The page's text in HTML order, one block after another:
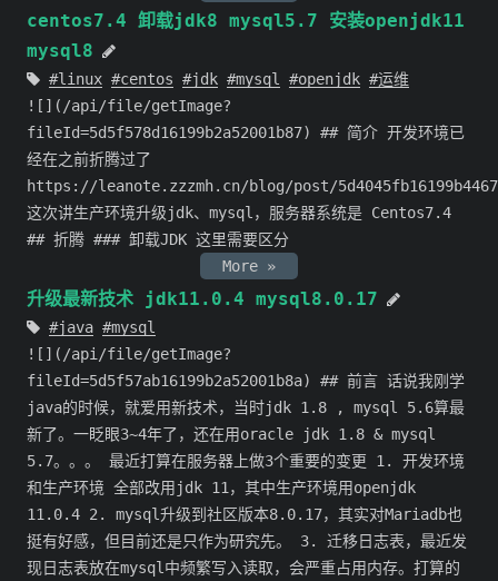
centos7.4 卸载jdk8 mysql5.7 安装openjdk11
mysql8
linux centos jdk mysql openjdk
运维
![](/api/file/getImage?
fileId=5d5f578d16199b2a52001b87) ## 简介 开发环境已
经在之前折腾过了
https://leanote.zzzmh.cn/blog/post/
这次讲生产环境升级jdk、mysql，服务器系统是 Centos7.4
## 折腾 ### 卸载JDK 这里需要区分
More »
升级最新技术 jdk11.0.4 mysql8.0.17
java
mysql
![](/api/file/getImage?
fileId=5d5f57ab16199b2a52001b8a) ## 前言 话说我刚学
java的时候，就爱用新技术，当时jdk 1.8 , mysql 5.6算最
新了。一眨眼3~4年了，还在用oracle jdk 1.8 & mysql
5.7。。。 最近打算在服务器上做3个重要的变更 1. 开发环境
和生产环境 全部改用jdk 11，其中生产环境用openjdk
11.0.4 2. mysql升级到社区版本8.0.17，其实对Mariadb也
挺有好感，但目前还是只作为研究先。 3. 迁移日志表，最近发
现日志表放在mysql中频繁写入读取，会严重占用内存。打算的